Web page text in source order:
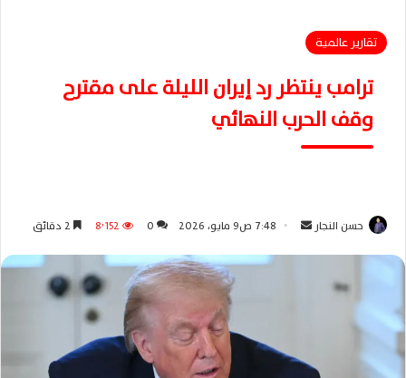
تقارير عالمية
ترامب ينتظر رد إيران الليلة على مقترح
وقف الحرب النهائي
حسن النجار
ي
7:48 ص9 مايو، 2026 0 8٬152